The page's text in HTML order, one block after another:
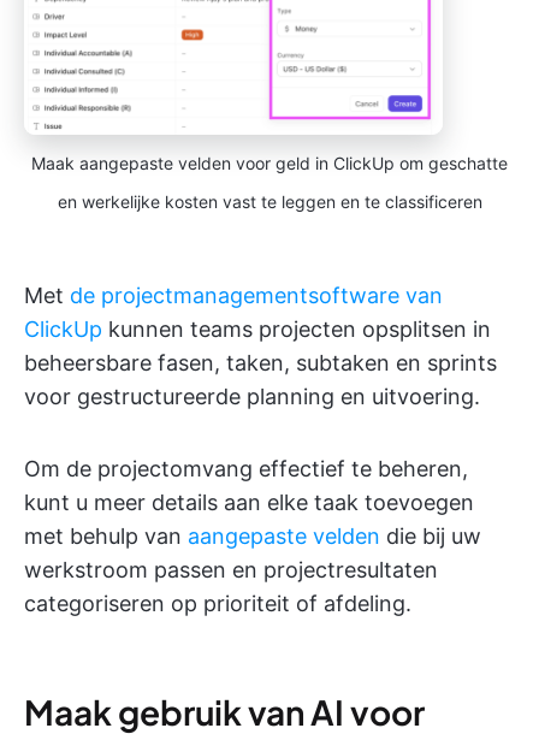
Maak aangepaste velden voor geld in ClickUp om geschatte
en werkelijke kosten vast te leggen en te classificeren
Met de projectmanagementsoftware van
ClickUp kunnen teams projecten opsplitsen in
beheersbare fasen, taken, subtaken en sprints
voor gestructureerde planning en uitvoering.
Om de projectomvang effectief te beheren,
kunt u meer details aan elke taak toevoegen
met behulp van aangepaste velden die bij uw
werkstroom passen en projectresultaten
categoriseren op prioriteit of afdeling.
Maak gebruik van AI voor